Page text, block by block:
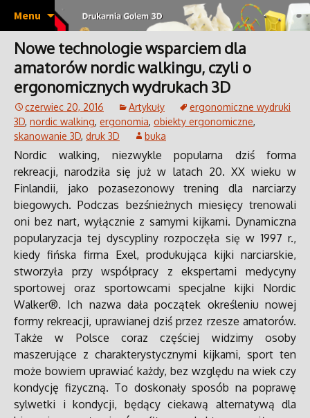
Drukarnia Golem 3D
Wydruki 3D, prototypy, pojedyncze sztuki,
krótkie serie produktów, makiety, w tym
architektoniczne, odlewy wydruków 3D w
metalu, modelowanie 3D, skanowanie 3D.
Menu
Przeskocz
do
treści
Nowe technologie wsparciem dla
amatorów nordic walkingu, czyli o
ergonomicznych wydrukach 3D
czerwiec 20, 2016 Artykuły
ergonomiczne wydruki
3D, nordic walking, ergonomia, obiekty ergonomiczne,
skanowanie 3D, druk 3D buka
Nordic walking, niezwykle popularna dziś forma
rekreacji, narodziła się już w latach 20. XX wieku w
Finlandii, jako pozasezonowy trening dla narciarzy
biegowych. Podczas bezśnieżnych miesięcy trenowali
oni bez nart, wyłącznie z samymi kijkami. Dynamiczna
popularyzacja tej dyscypliny rozpoczęła się w 1997 r.,
kiedy fińska firma Exel, produkująca kijki narciarskie,
stworzyła przy współpracy z ekspertami medycyny
sportowej oraz sportowcami specjalne kijki Nordic
Walker®. Ich nazwa dała początek określeniu nowej
formy rekreacji, uprawianej dziś przez rzesze amatorów.
Także w Polsce coraz częściej widzimy osoby
maszerujące z charakterystycznymi kijkami, sport ten
może bowiem uprawiać każdy, bez względu na wiek czy
kondycję fizyczną. To doskonały sposób na poprawę
sylwetki i kondycji, będący ciekawą alternatywą dla